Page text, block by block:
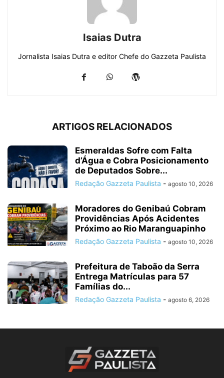
Isaias Dutra
Jornalista Isaias Dutra e editor Chefe do Gazzeta Paulista
ARTIGOS RELACIONADOS
Esmeraldas Sofre com Falta
d’Água e Cobra Posicionamento
de Deputados Sobre...
Redação Gazzeta Paulista - agosto 10, 2026
Moradores do Genibaú Cobram
Providências Após Acidentes
Próximo ao Rio Maranguapinho
Redação Gazzeta Paulista - agosto 10, 2026
Prefeitura de Taboão da Serra
Entrega Matrículas para 57
Famílias do...
Redação Gazzeta Paulista - agosto 6, 2026